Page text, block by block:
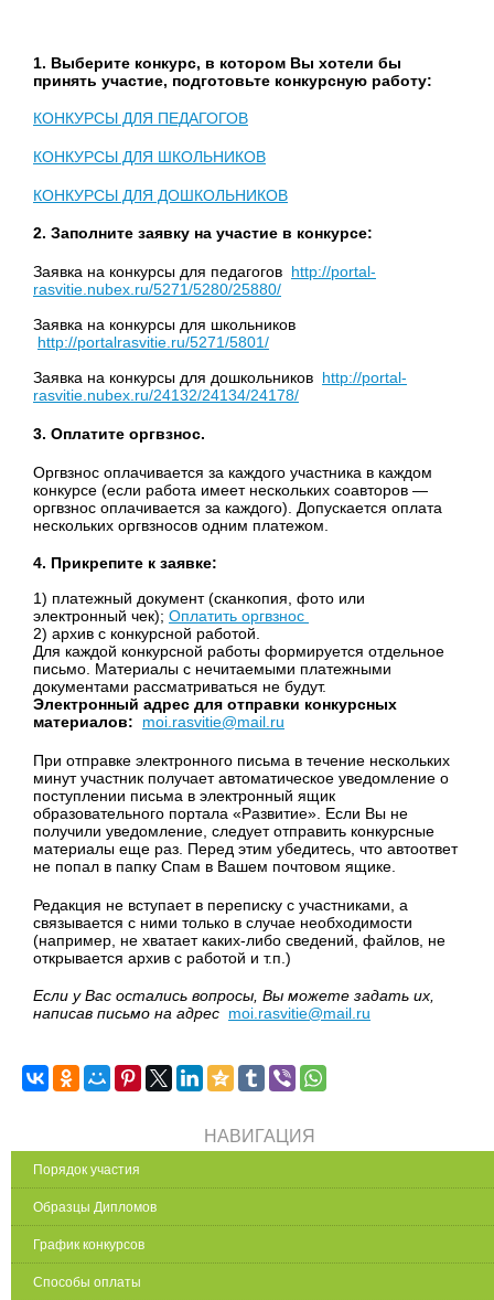
1. Выберите конкурс, в котором Вы хотели бы
принять участие, подготовьте конкурсную работу:
КОНКУРСЫ ДЛЯ ПЕДАГОГОВ
КОНКУРСЫ ДЛЯ ШКОЛЬНИКОВ
КОНКУРСЫ ДЛЯ ДОШКОЛЬНИКОВ
2. Заполните заявку на участие в конкурсе:
Заявка на конкурсы для педагогов http://portal-
rasvitie.nubex.ru/5271/5280/25880/
Заявка на конкурсы для школьников
http://portalrasvitie.ru/5271/5801/
Заявка на конкурсы для дошкольников http://portal-
rasvitie.nubex.ru/24132/24134/24178/
3. Оплатите оргвзнос.
Оргвзнос оплачивается за каждого участника в каждом
конкурсе (если работа имеет нескольких соавторов —
оргвзнос оплачивается за каждого). Допускается оплата
нескольких оргвзносов одним платежом.
4. Прикрепите к заявке:
1) платежный документ (сканкопия, фото или
электронный чек); Оплатить оргвзнос
2) архив с конкурсной работой.
Для каждой конкурсной работы формируется отдельное
письмо. Материалы с нечитаемыми платежными
документами рассматриваться не будут.
Электронный адрес для отправки конкурсных
материалов:
moi.rasvitie@mail.ru
При отправке электронного письма в течение нескольких
минут участник получает автоматическое уведомление о
поступлении письма в электронный ящик
образовательного портала «Развитие». Если Вы не
получили уведомление, следует отправить конкурсные
материалы еще раз. Перед этим убедитесь, что автоответ
не попал в папку Спам в Вашем почтовом ящике.
Редакция не вступает в переписку с участниками, а
связывается с ними только в случае необходимости
(например, не хватает каких-либо сведений, файлов, не
открывается архив с работой и т.п.)
Если у Вас остались вопросы, Вы можете задать их,
написав письмо на адрес moi.rasvitie@mail.ru
НАВИГАЦИЯ
Порядок участия
Образцы Дипломов
График конкурсов
Способы оплаты